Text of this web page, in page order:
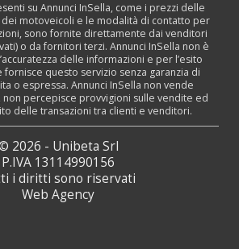
su Annunci InSella, come i prezzi delle
motoveicoli e le modalità di contatto per
sono fornite direttamente dai venditori
o da fornitori terzi. Annunci InSella non è
delle informazioni e per l’esito
fornisce questo servizio senza garanzia di
o espressa. Annunci InSella non vende
percepisce provvigioni sulle vendite ed
delle transazioni tra clienti e venditori.
2026 - Unibeta Srl
P.IVA 13114990156
i diritti sono riservati
Web Agency